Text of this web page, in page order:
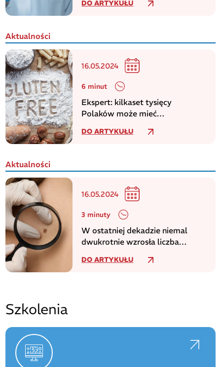
WHO
DO ARTYKUŁU
Aktualności
16.05.2024
6 minut
Ekspert: kilkaset tysięcy
Polaków może mieć
DO ARTYKUŁU
Aktualności
16.05.2024
3 minuty
W ostatniej dekadzie niemal
dwukrotnie wzrosła liczba
DO ARTYKUŁU
Szkolenia